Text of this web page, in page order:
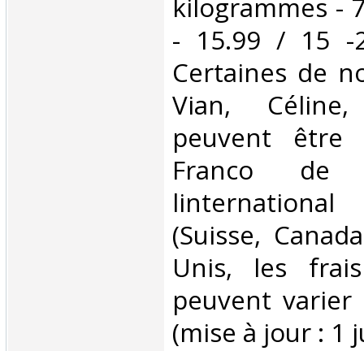
kilogrammes -
- 15.99 / 15 -
Certaines de
Vian,
peuvent être
Franco de
(Suisse,
Unis, les
peuvent
(mise à jour : 1